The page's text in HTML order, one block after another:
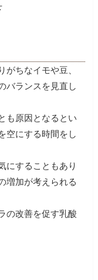
がちなイモや豆、
バランスを見直し
も原因となるとい
空にする時間をし
にすることもあり
増加が考えられる
の改善を促す乳酸